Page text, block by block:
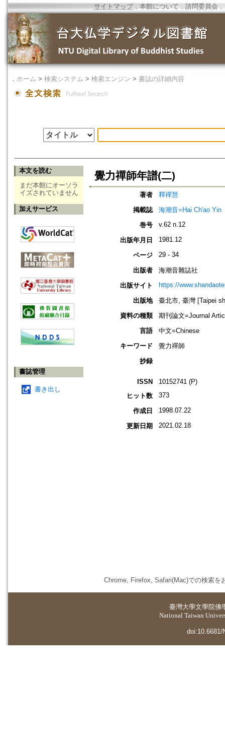
サイトマップ．本館について ． 諮問委員会 ．
． ホーム > 検索システム > 検索エンジン > 書誌の詳細内容
本文を読む
まだ本館にオーソラ
イズされていません
加えサービス
書誌管理
書き出し
覺力禪師年譜(二)
著者
釋禪慧
掲載誌
海潮音=Hai Ch'ao Yin
巻号
v.62 n.12
出版年月日 1981.12
ページ 29 - 34
出版者
海潮音雜誌社
出版サイト
https://
出版地
臺北市, 臺灣 [Taipei
資料の種類
期刊論文=Journal
言語
中文=Chinese
キーワード
覺力禪師
抄録
ISSN
10152741 (P)
ヒット数
373
作成日 1998.07.22
更新日期 2021.02.18
Chrome, Firefox, Safari(Mac)での検索を
臺灣大學文學院佛
National Taiwan
doi:10.6681/